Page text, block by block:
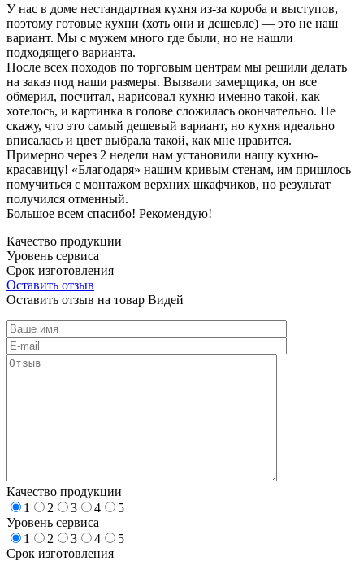
У нас в доме нестандартная кухня из-за короба и выступов,
поэтому готовые кухни (хоть они и дешевле) — это не наш
вариант. Мы с мужем много где были, но не нашли
подходящего варианта.
После всех походов по торговым центрам мы решили делать
на заказ под наши размеры. Вызвали замерщика, он все
обмерил, посчитал, нарисовал кухню именно такой, как
хотелось, и картинка в голове сложилась окончательно. Не
скажу, что это самый дешевый вариант, но кухня идеально
вписалась и цвет выбрала такой, как мне нравится.
Примерно через 2 недели нам установили нашу кухню-
красавицу! «Благодаря» нашим кривым стенам, им пришлось
помучиться с монтажом верхних шкафчиков, но результат
получился отменный.
Большое всем спасибо! Рекомендую!
Качество продукции
Уровень сервиса
Срок изготовления
Оставить отзыв
Оставить отзыв на товар Видей
Качество продукции
1
2 3 4
5
Уровень сервиса
1
2 3 4
5
Срок изготовления